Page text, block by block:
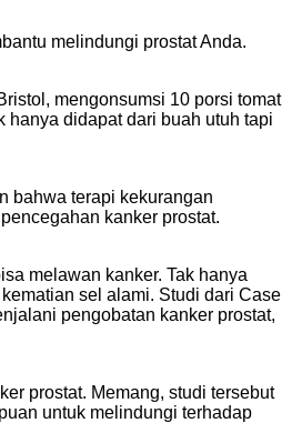
melindungi prostat Anda.
mengonsumsi 10 porsi tomat
hanya didapat dari buah utuh tapi
bahwa terapi kekurangan
kanker prostat.
melawan kanker. Tak hanya
sel alami. Studi dari Case
pengobatan kanker prostat,
prostat. Memang, studi tersebut
untuk melindungi terhadap